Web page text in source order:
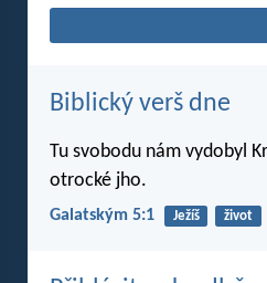
Biblický verš dne
Tu svobodu nám vydobyl
otrocké jho.
Galatským 5:1 Ježíš život